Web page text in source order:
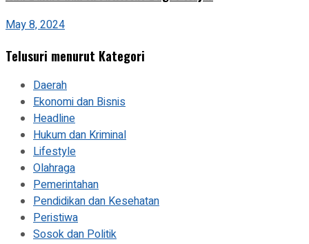
May 8, 2024
Telusuri menurut Kategori
Daerah
Ekonomi dan Bisnis
Headline
Hukum dan Kriminal
Lifestyle
Olahraga
Pemerintahan
Pendidikan dan Kesehatan
Peristiwa
Sosok dan Politik